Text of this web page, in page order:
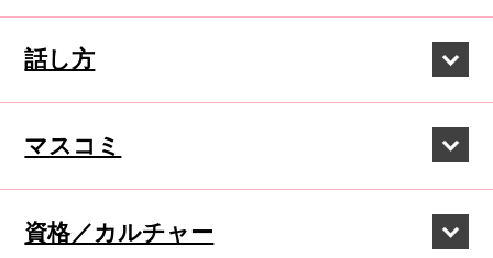
話し方
マスコミ
資格／カルチャー